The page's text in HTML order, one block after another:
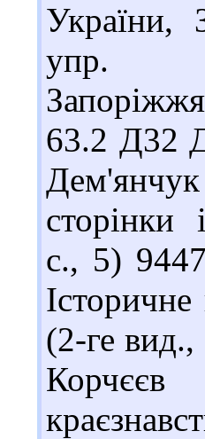
України,
63.2 Д32
Дем'янчук
сторінки
с., 5)
(2-ге
Корчєєв